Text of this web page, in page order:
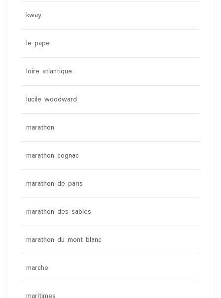
kway
le pape
loire atlantique
lucile woodward
marathon
marathon cognac
marathon de paris
marathon des sables
marathon du mont blanc
marche